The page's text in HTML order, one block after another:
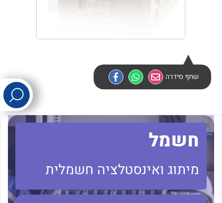
לכל מוצרי היצרן לכל מוצרי היצרן
שתף סידרה
חשמל
מיתוג ואינסטלציה חשמלית